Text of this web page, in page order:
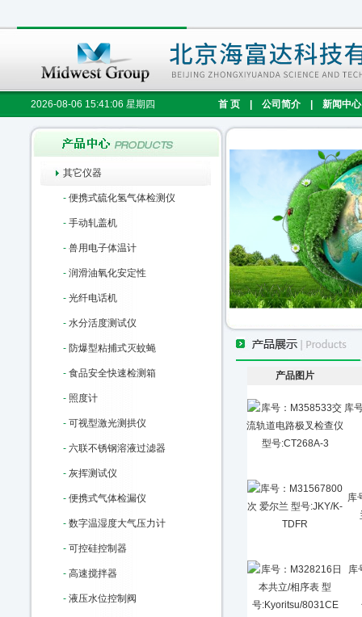
2026-08-06 15:41:07 星期四 首 页 公司简介 新闻中心
其它仪器
- 便携式硫化氢气体检测仪
- 手动轧盖机
- 兽用电子体温计
- 润滑油氧化安定性
- 光纤电话机
- 水分活度测试仪
- 防爆型粘捕式灭蚊蝇
- 食品安全快速检测箱
- 照度计
- 可视型激光测拱仪
- 六联不锈钢溶液过滤器
- 灰挥测试仪
- 便携式气体检漏仪
- 数字温湿度大气压力计
- 可控硅控制器
- 高速搅拌器
- 液压水位控制阀
产品图片
库
库
库